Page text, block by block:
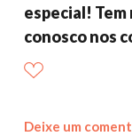
especial! Tem
conosco nos
Deixe um